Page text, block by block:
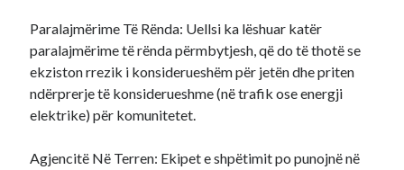
Paralajmërime Të Rënda: Uellsi ka lëshuar katër
paralajmërime të rënda përmbytjesh, që do të thotë se
ekziston rrezik i konsiderueshëm për jetën dhe priten
ndërprerje të konsiderueshme (në trafik ose energji
elektrike) për komunitetet.
Agjencitë Në Terren: Ekipet e shpëtimit po punojnë në